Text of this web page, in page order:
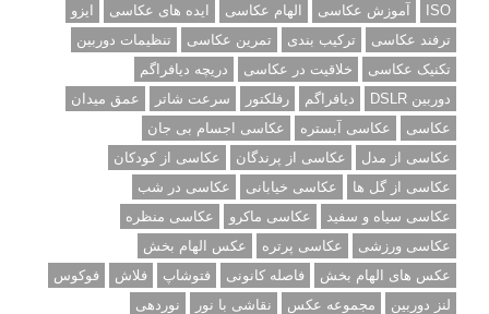
ISO آموزش عکاسی الهام عکاسی ایده های عکاسی
ایزو
ترفند عکاسی
ترکیب بندی تمرین عکاسی
تنظیمات دوربین
تکنیک عکاسی
خلاقیت در عکاسی
دریچه دیافراگم
دوربین DSLR
دیافراگم رفلکتور سرعت شاتر
عمق میدان
عکاسی
عکاسی آبستره
عکاسی اجسام بی جان
عکاسی از مدل
عکاسی از پرندگان
عکاسی از کودکان
عکاسی از گل ها
عکاسی خیابانی
عکاسی در شب
عکاسی سیاه و سفید
عکاسی ماکرو
عکاسی منظره
عکاسی ورزشی
عکاسی پرتره
عکس الهام بخش
عکس های الهام بخش
فاصله کانونی فتوشاپ فلاش
فوکوس
لنز دوربین
مجموعه عکس نقاشی با نور
نوردهی